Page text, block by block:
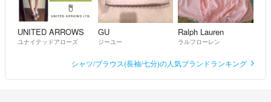
UNITED ARROWS
ユナイテッドアローズ
GU
ジーユー
Ralph Lauren
ラルフローレン
シャツ/ブラウス(長袖/七分)の人気ブランドランキング